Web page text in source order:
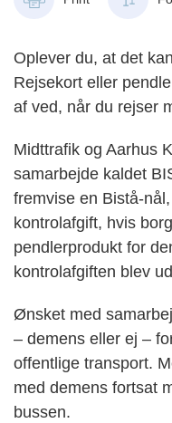
Oplever du, at det
Rejsekort eller
af ved, når du rejser
Midttrafik og Aarhus
samarbejde kaldet
fremvise en Bistå-
kontrolafgift, hvis
pendlerprodukt for
kontrolafgiften blev
Ønsket med
– demens eller ej –
offentlige transport.
med demens fortsat
bussen.